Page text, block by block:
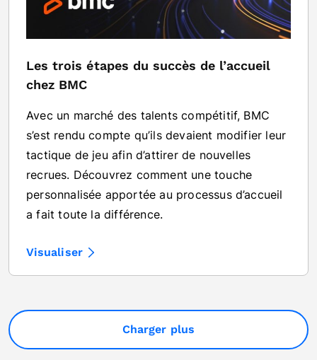
Les trois étapes du succès de l’accueil
chez BMC
Avec un marché des talents compétitif, BMC
s’est rendu compte qu’ils devaient modifier leur
tactique de jeu afin d’attirer de nouvelles
recrues. Découvrez comment une touche
personnalisée apportée au processus d’accueil
a fait toute la différence.
Visualiser
Charger plus